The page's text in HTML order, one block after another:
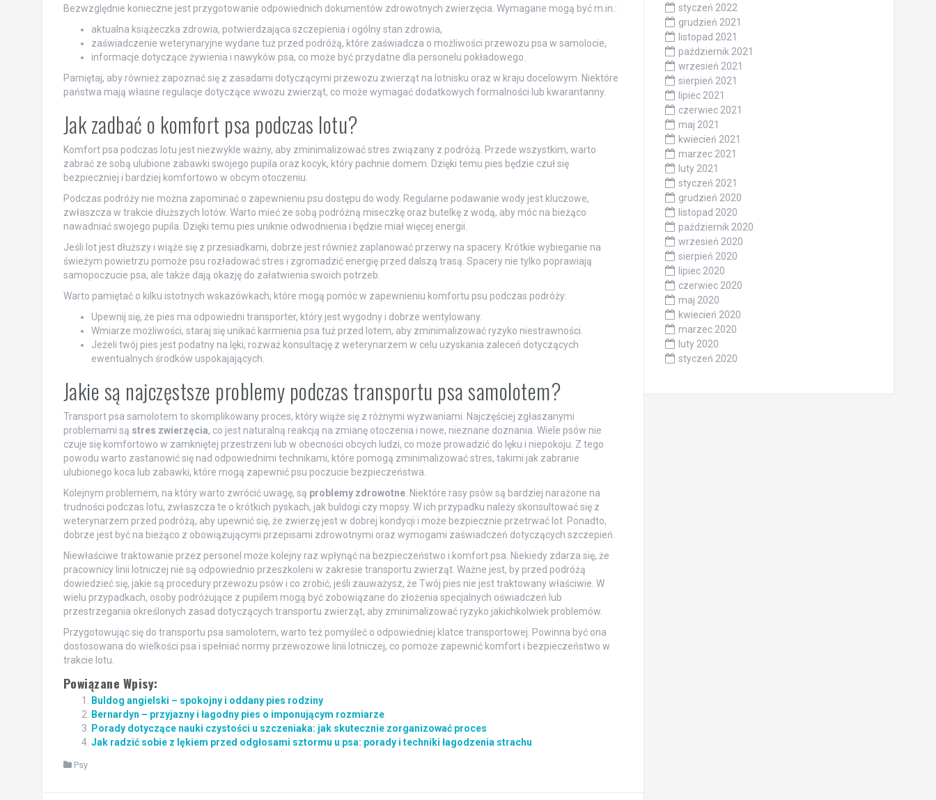
Bezwzględnie konieczne jest przygotowanie odpowiednich dokumentów zdrowotnych zwierzęcia. Wymagane mogą być m.in.:
aktualna książeczka zdrowia, potwierdzająca szczepienia i ogólny stan zdrowia,
zaświadczenie weterynaryjne wydane tuż przed podróżą, które zaświadcza o możliwości przewozu psa w samolocie,
informacje dotyczące żywienia i nawyków psa, co może być przydatne dla personelu pokładowego.
Pamiętaj, aby również zapoznać się z zasadami dotyczącymi przewozu zwierząt na lotnisku oraz w kraju docelowym. Niektóre
państwa mają własne regulacje dotyczące wwozu zwierząt, co może wymagać dodatkowych formalności lub kwarantanny.
Jak zadbać o komfort psa podczas lotu?
Komfort psa podczas lotu jest niezwykle ważny, aby zminimalizować stres związany z podróżą. Przede wszystkim, warto
zabrać ze sobą ulubione zabawki swojego pupila oraz kocyk, który pachnie domem. Dzięki temu pies będzie czuł się
bezpieczniej i bardziej komfortowo w obcym otoczeniu.
Podczas podróży nie można zapominać o zapewnieniu psu dostępu do wody. Regularne podawanie wody jest kluczowe,
zwłaszcza w trakcie dłuższych lotów. Warto mieć ze sobą podróżną miseczkę oraz butelkę z wodą, aby móc na bieżąco
nawadniać swojego pupila. Dzięki temu pies uniknie odwodnienia i będzie miał więcej energii.
Jeśli lot jest dłuższy i wiąże się z przesiadkami, dobrze jest również zaplanować przerwy na spacery. Krótkie wybieganie na
świeżym powietrzu pomoże psu rozładować stres i zgromadzić energię przed dalszą trasą. Spacery nie tylko poprawiają
samopoczucie psa, ale także dają okazję do załatwienia swoich potrzeb.
Warto pamiętać o kilku istotnych wskazówkach, które mogą pomóc w zapewnieniu komfortu psu podczas podróży:
Upewnij się, że pies ma odpowiedni transporter, który jest wygodny i dobrze wentylowany.
Wmiarze możliwości, staraj się unikać karmienia psa tuż przed lotem, aby zminimalizować ryzyko niestrawności.
Jeżeli twój pies jest podatny na lęki, rozważ konsultację z weterynarzem w celu uzyskania zaleceń dotyczących
ewentualnych środków uspokajających.
Jakie są najczęstsze problemy podczas transportu psa samolotem?
Transport psa samolotem to skomplikowany proces, który wiąże się z różnymi wyzwaniami. Najczęściej zgłaszanymi
problemami są stres zwierzęcia, co jest naturalną reakcją na zmianę otoczenia i nowe, nieznane doznania. Wiele psów nie
czuje się komfortowo w zamkniętej przestrzeni lub w obecności obcych ludzi, co może prowadzić do lęku i niepokoju. Z tego
powodu warto zastanowić się nad odpowiednimi technikami, które pomogą zminimalizować stres, takimi jak zabranie
ulubionego koca lub zabawki, które mogą zapewnić psu poczucie bezpieczeństwa.
Kolejnym problemem, na który warto zwrócić uwagę, są problemy zdrowotne. Niektóre rasy psów są bardziej narażone na
trudności podczas lotu, zwłaszcza te o krótkich pyskach, jak buldogi czy mopsy. W ich przypadku należy skonsultować się z
weterynarzem przed podróżą, aby upewnić się, że zwierzę jest w dobrej kondycji i może bezpiecznie przetrwać lot. Ponadto,
dobrze jest być na bieżąco z obowiązującymi przepisami zdrowotnymi oraz wymogami zaświadczeń dotyczących szczepień.
Niewłaściwe traktowanie przez personel może kolejny raz wpłynąć na bezpieczeństwo i komfort psa. Niekiedy zdarza się, że
pracownicy linii lotniczej nie są odpowiednio przeszkoleni w zakresie transportu zwierząt. Ważne jest, by przed podróżą
dowiedzieć się, jakie są procedury przewozu psów i co zrobić, jeśli zauważysz, że Twój pies nie jest traktowany właściwie. W
wielu przypadkach, osoby podróżujące z pupilem mogą być zobowiązane do złożenia specjalnych oświadczeń lub
przestrzegania określonych zasad dotyczących transportu zwierząt, aby zminimalizować ryzyko jakichkolwiek problemów.
Przygotowując się do transportu psa samolotem, warto też pomyśleć o odpowiedniej klatce transportowej. Powinna być ona
dostosowana do wielkości psa i spełniać normy przewozowe linii lotniczej, co pomoże zapewnić komfort i bezpieczeństwo w
trakcie lotu.
Powiązane Wpisy:
Buldog angielski – spokojny i oddany pies rodziny
Bernardyn – przyjazny i łagodny pies o imponującym rozmiarze
Porady dotyczące nauki czystości u szczeniaka: jak skutecznie zorganizować proces
Jak radzić sobie z lękiem przed odgłosami sztormu u psa: porady i techniki łagodzenia strachu
Psy
styczeń 2022
grudzień 2021
listopad 2021
październik 2021
wrzesień 2021
sierpień 2021
lipiec 2021
czerwiec 2021
maj 2021
kwiecień 2021
marzec 2021
luty 2021
styczeń 2021
grudzień 2020
listopad 2020
październik 2020
wrzesień 2020
sierpień 2020
lipiec 2020
czerwiec 2020
maj 2020
kwiecień 2020
marzec 2020
luty 2020
styczeń 2020